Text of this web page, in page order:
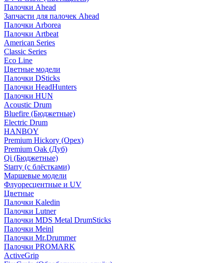
Палочки Ahead
Запчасти для палочек Ahead
Палочки Arborea
Палочки Artbeat
American Series
Classic Series
Eco Line
Цветные модели
Палочки DSticks
Палочки HeadHunters
Палочки HUN
Acoustic Drum
Bluefire (Бюджетные)
Electric Drum
HANBOY
Premium Hickory (Орех)
Premium Oak (Дуб)
Qi (Бюджетные)
Starry (с блёстками)
Маршевые модели
Флуоресцентные и UV
Цветные
Палочки Kaledin
Палочки Lutner
Палочки MDS Metal DrumSticks
Палочки Meinl
Палочки Mr.Drummer
Палочки PROMARK
ActiveGrip